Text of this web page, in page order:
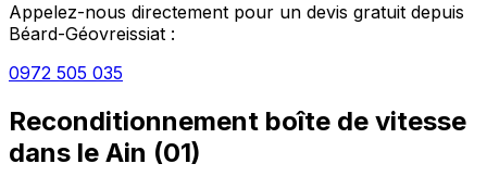
Appelez-nous directement pour un devis gratuit depuis
Béard-Géovreissiat :
0972 505 035
Reconditionnement boîte de vitesse
dans le Ain (01)